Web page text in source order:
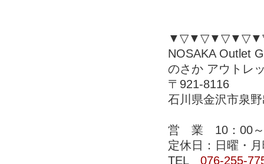
NOSAKA Outlet
のさか アウトレ
〒921-8116
石川県金沢市泉
営 業 10：00～
定休日：日曜・
TEL 076-255-